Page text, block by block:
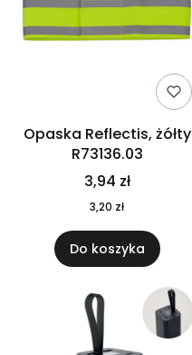
Opaska Reflectis, żółty
R73136.03
3,94 zł
3,20 zł
Do koszyka